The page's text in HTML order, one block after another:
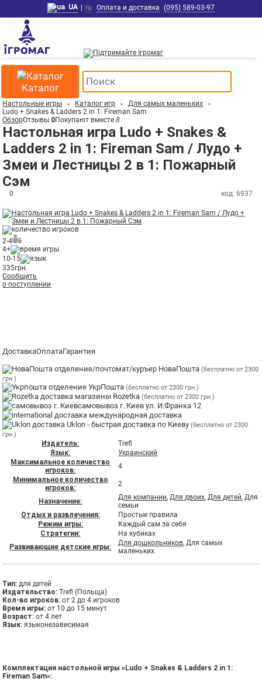
UA | ru Оплата и доставка (095) 589-03-97
Каталог
Настольные игры Каталог игр
Для самых маленьких
Ludo + Snakes & Ladders 2 in 1: Fireman Sam
ОбзорОтзывы 0Покупают вместе8
Настольная игра Ludo + Snakes &
Ladders 2 in 1: Fireman Sam / Лудо +
Змеи и Лестницы 2 в 1: Пожарный
Сэм
0 код: 6937
2-4
4+
10-15
335грн.
Сообщить
о поступлении
ДоставкаОплатаГарантия
отделение/почтомат/куръер НоваПошта(бесплатно от 2300
грн.)
отделение УкрПошта(бесплатно от 2300 грн.)
магазины Rozetka(бесплатно от 2300 грн.)
самовывоз г. Киев ул. И.Франка 12
международная доставка
Uklon - быстрая доставка по Киеву(бесплатно от 2300
грн.)
Издатель:
Trefl
Язык:
Украинский
Максимальное количество
игроков:
4
Минимальное количество
игроков:
2
Назначение: Для компании,Для двоих,Для детей, Для
семьи
Отдых и развлечения:
Простые правила
Режим игры:
Каждый сам за себя
Стратегии:
На кубиках
Развивающие детские игры:
Для дошкольников, Для самых
маленьких
Тип: для детей
Издательство: Trefl (Польща)
Кол-во игроков: от 2 до 4 игроков
Время игры: от 10 до 15 минут
Возраст: от 4 лет
Язык: языконезависимая
Комплектация настольной игры «Ludo + Snakes & Ladders 2 in 1:
Fireman Sam»: